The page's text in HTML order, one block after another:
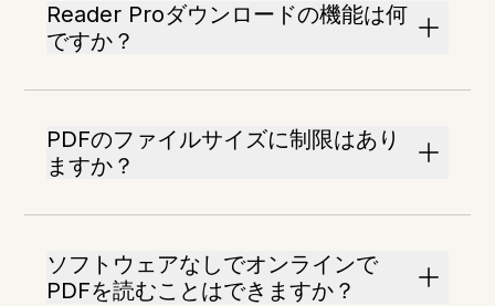
Reader Proダウンロードの機能は何
ですか？
PDFのファイルサイズに制限はあり
ますか？
ソフトウェアなしでオンラインで
PDFを読むことはできますか？